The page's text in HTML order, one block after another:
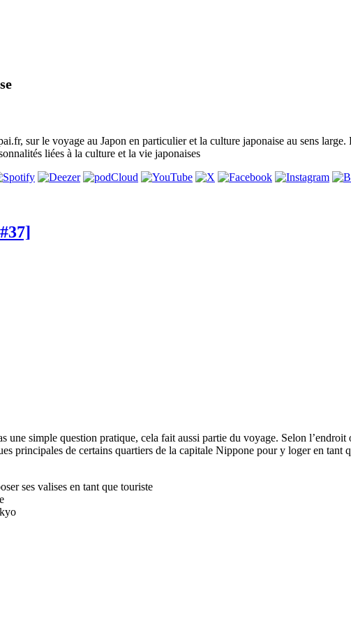
sur le voyage au Japon en particulier et la culture japonaise au sens
liées à la culture et la vie japonaises
une simple question pratique, cela fait aussi partie du voyage. Selon
principales de certains quartiers de la capitale Nippone pour y loger en tant
ses valises en tant que touriste